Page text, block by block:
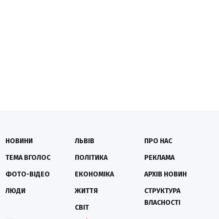
НОВИНИ
ТЕМА ВГОЛОС
ФОТО-ВІДЕО
ЛЮДИ
ЛЬВІВ
ПОЛІТИКА
ЕКОНОМІКА
ЖИТТЯ
СВІТ
ПРО НАС
РЕКЛАМА
АРХІВ НОВИН
СТРУКТУРА
ВЛАСНОСТІ